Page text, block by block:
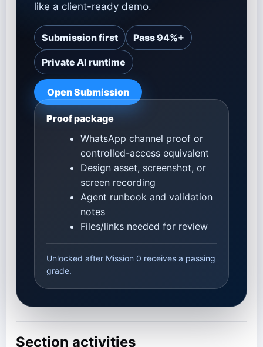
like a client-ready demo.
Submission first Pass 94%+
Private AI runtime
Open Submission
Proof package
WhatsApp channel proof or
controlled-access equivalent
Design asset, screenshot, or
screen recording
Agent runbook and validation
notes
Files/links needed for review
Unlocked after Mission 0 receives a passing
grade.
Section activities